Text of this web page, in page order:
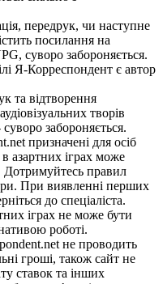
передрук, чи наступне
посилання на
суворо забороняється.
Я-Корреспондент є автор
та відтворення
творів
забороняється.
призначені для осіб
азартних іграх може
Дотримуйтесь правил
При виявленні перших
до спеціаліста.
іграх не може бути
роботі.
не проводить
гроші, також сайт не
ставок та інших